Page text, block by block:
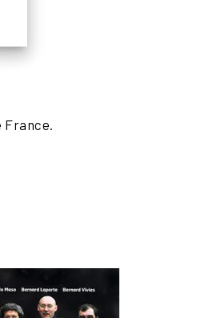
France.